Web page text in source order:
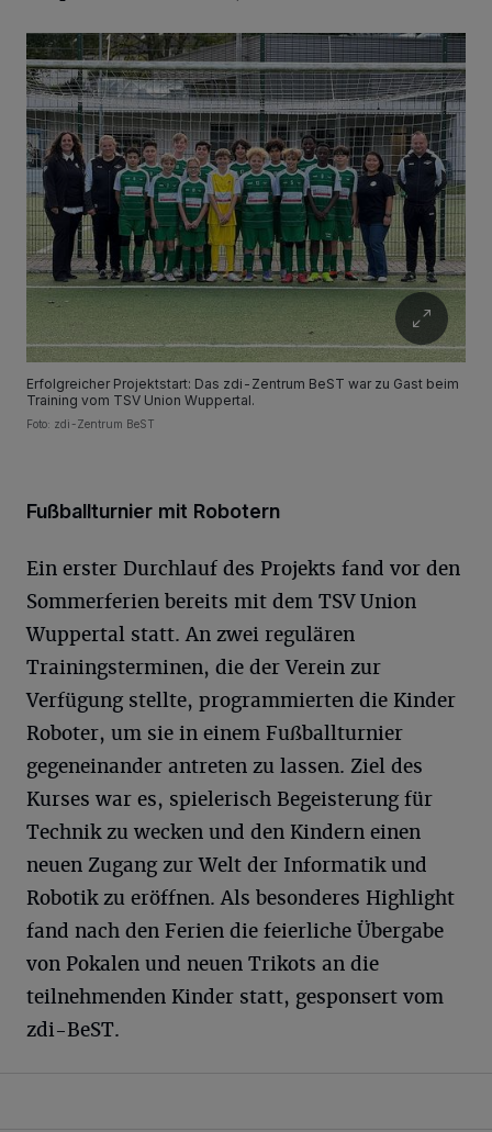
Erfolgreicher Projektstart: Das zdi-Zentrum BeST war zu Gast beim
Training vom TSV Union Wuppertal.
Foto: zdi-Zentrum BeST
Fußballturnier mit Robotern
Ein erster Durchlauf des Projekts fand vor den
Sommerferien bereits mit dem TSV Union
Wuppertal statt. An zwei regulären
Trainingsterminen, die der Verein zur
Verfügung stellte, programmierten die Kinder
Roboter, um sie in einem Fußballturnier
gegeneinander antreten zu lassen. Ziel des
Kurses war es, spielerisch Begeisterung für
Technik zu wecken und den Kindern einen
neuen Zugang zur Welt der Informatik und
Robotik zu eröffnen. Als besonderes Highlight
fand nach den Ferien die feierliche Übergabe
von Pokalen und neuen Trikots an die
teilnehmenden Kinder statt, gesponsert vom
zdi-BeST.